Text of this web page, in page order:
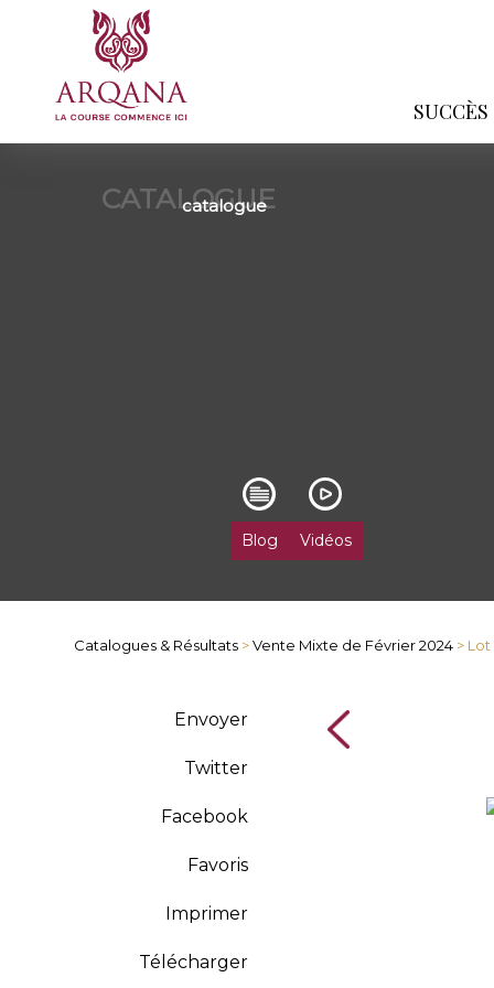
SUCCÈS
CATALOGUE
catalogue
Blog Vidéos
Catalogues & Résultats >Vente Mixte de Février 2024 > Lot
Envoyer
Twitter
Facebook
Favoris
Imprimer
Télécharger